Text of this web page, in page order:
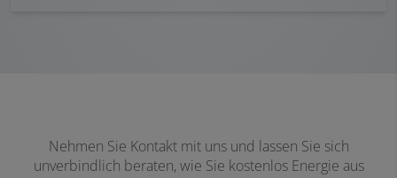
Nehmen Sie Kontakt mit uns und lassen Sie sich
unverbindlich beraten, wie Sie kostenlos Energie aus